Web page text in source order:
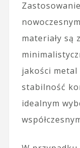
materiały są
jakości metal
stabilność
idealnym